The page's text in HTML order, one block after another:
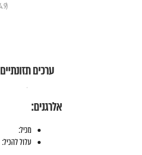
(₪54.9 / יחידה)
ערכים תזונתיים
אלרגנים:
מכיל:
עלול להכיל: